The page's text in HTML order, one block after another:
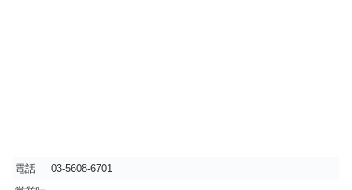
電話
03-5608-6701